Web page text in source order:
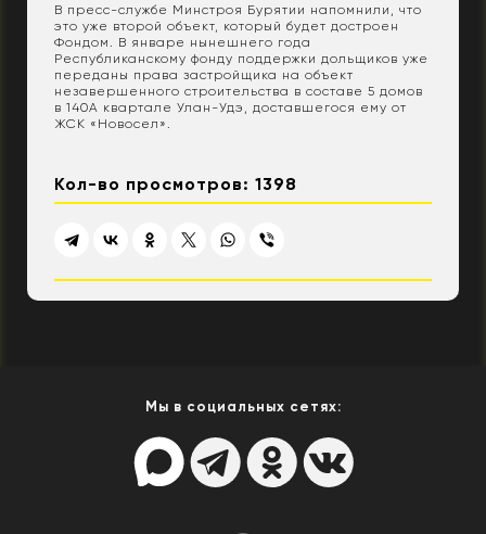
В пресс-службе Минстроя Бурятии напомнили, что
это уже второй объект, который будет достроен
Фондом. В январе нынешнего года
Республиканскому фонду поддержки дольщиков уже
переданы права застройщика на объект
незавершенного строительства в составе 5 домов
в 140А квартале Улан-Удэ, доставшегося ему от
ЖСК «Новосел».
Кол-во просмотров: 1398
Мы в социальных сетях: